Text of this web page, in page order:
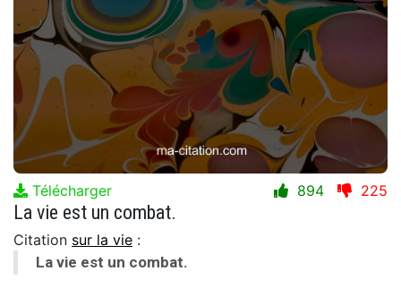
Télécharger 894 225
La vie est un combat.
Citation sur la vie :
La vie est un combat.